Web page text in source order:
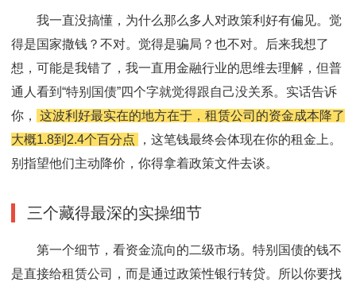
我一直没搞懂，为什么那么多人对政策利好有偏见。觉
得是国家撒钱？不对。觉得是骗局？也不对。后来我想了
想，可能是我错了，我一直用金融行业的思维去理解，但普
通人看到“特别国债”四个字就觉得跟自己没关系。实话告诉
你，
这波利好最实在的地方在于，租赁公司的资金成本降了
大概1.8到2.4个百分点
，这笔钱最终会体现在你的租金上。
别指望他们主动降价，你得拿着政策文件去谈。
三个藏得最深的实操细节
第一个细节，看资金流向的二级市场。特别国债的钱不
是直接给租赁公司，而是通过政策性银行转贷。所以你要找